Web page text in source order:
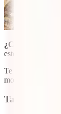
¿Cuál es el
estés
Te entendemos
momento. Por
Tabla de